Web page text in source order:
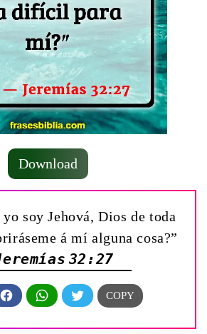
Download
soy Jehová, Dios de toda
á mí alguna cosa?”
32:27